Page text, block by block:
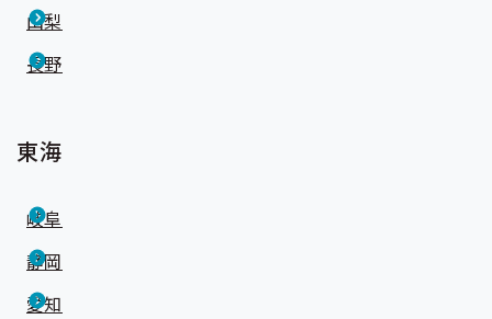
山梨
長野
東海
岐阜
静岡
愛知